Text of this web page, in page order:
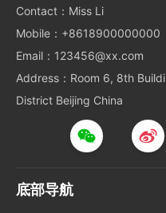
Contact：Miss Li
Mobile：+8618900000000
Email：123456@xx.com
Address：Room 6, 8th
District Beijing China
底部导航